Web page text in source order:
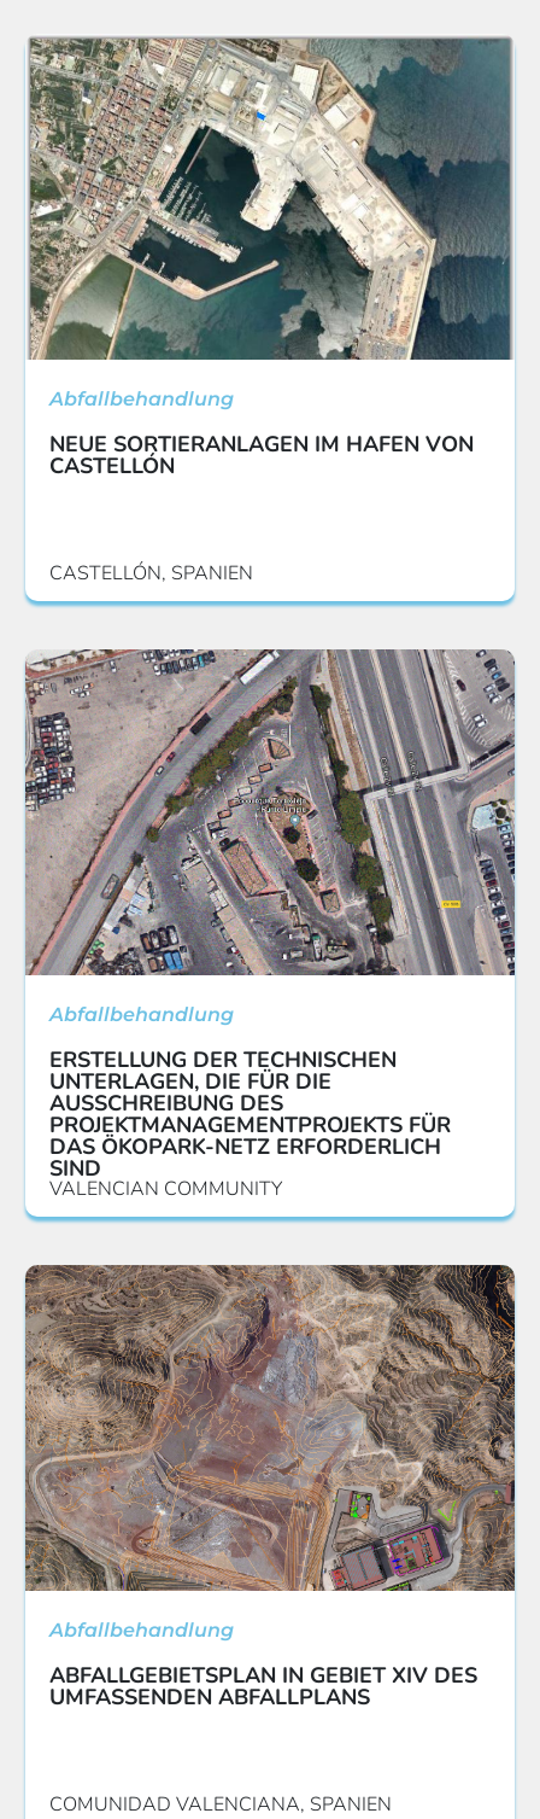
Abfallbehandlung
NEUE SORTIERANLAGEN IM HAFEN VON
CASTELLÓN
CASTELLÓN, SPANIEN
Abfallbehandlung
ERSTELLUNG DER TECHNISCHEN
UNTERLAGEN, DIE FÜR DIE
AUSSCHREIBUNG DES
PROJEKTMANAGEMENTPROJEKTS FÜR
DAS ÖKOPARK-NETZ ERFORDERLICH
SIND
VALENCIAN COMMUNITY
Abfallbehandlung
ABFALLGEBIETSPLAN IN GEBIET XIV DES
UMFASSENDEN ABFALLPLANS
COMUNIDAD VALENCIANA, SPANIEN